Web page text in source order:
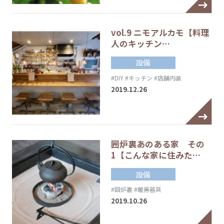
vol.9 ニモアルカモ【料理
人のキッチン…
設備
#DIY#キッチン #店舗内装
2019.12.26
囲炉裏あのある家 その
1【こんな家に住みた…
設備
#囲炉裏 #暖房器具
2019.10.26